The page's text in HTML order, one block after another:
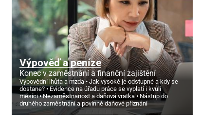
Výpověď a peníze
Konec v zaměstnání a finanční zajištění
Výpovědní lhůta a mzda
Jak vysoké je odstupné a kdy se
dostane?
Evidence na úřadu práce se vyplatí i kvůli
měsíci
Nezaměstnanost a daňová vratka
Nástup do
druhého zaměstnání a povinné daňové přiznání